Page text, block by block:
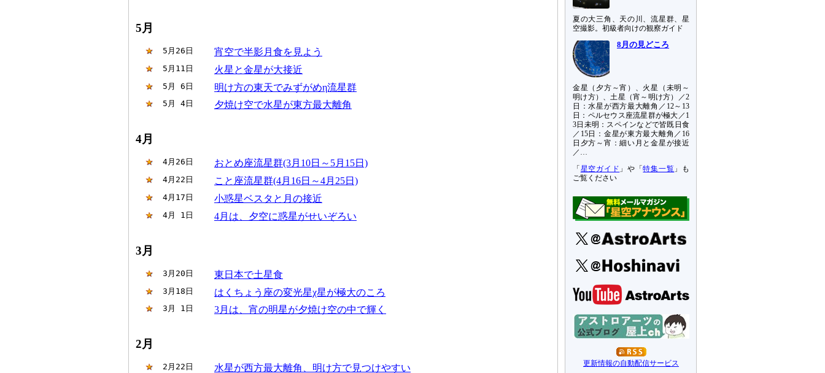
5月
5月26日 宵空で半影月食を見よう
5月11日 火星と金星が大接近
5月 6日 明け方の東天でみずがめη流星群
5月 4日 夕焼け空で水星が東方最大離角
4月
4月26日 おとめ座流星群(3月10日～5月15日)
4月22日 こと座流星群(4月16日～4月25日)
4月17日 小惑星ベスタと月の接近
4月 1日 4月は、夕空に惑星がせいぞろい
3月
3月20日 東日本で土星食
3月18日 はくちょう座の変光星χ星が極大のころ
3月 1日 3月は、宵の明星が夕焼け空の中で輝く
2月
2月22日 水星が西方最大離角、明け方で見つけやすい
夏の大三角、天の川、流星群、星
空撮影。初級者向けの観察ガイド
8月の見どころ
金星（夕方～宵）、火星（未明～
明け方）、土星（宵～明け方）／2
日：水星が西方最大離角／12～13
日：ペルセウス座流星群が極大／1
3日未明：スペインなどで皆既日食
／15日：金星が東方最大離角／16
日夕方～宵：細い月と金星が接近
／…
「 星空ガイド 」や「特集一覧 」も
ご覧ください
更新情報の自動配信サービス